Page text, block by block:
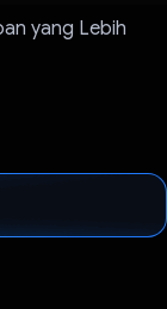
yang Lebih